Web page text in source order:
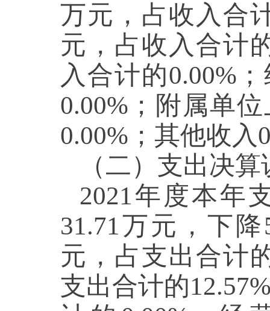
万元，占收入合
元，占收入合计
入合计的0.00%
0.00%；附属单
0.00%；其他收入
（二）支出决
2021年度本年
31.71万元，下
元，占支出合计
支出合计的